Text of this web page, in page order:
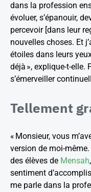
dans la profession
évoluer, s’épanouir,
percevoir [dans leur
nouvelles choses. Et
étoiles dans leurs
déjà », explique-t-elle.
s’émerveiller
Tellement
« Monsieur, vous
version de moi-même.
des élèves de Mensah
sentiment
me parle dans la